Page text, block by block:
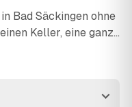
Bad Säckingen ohne
Keller, eine ganze
Wohnung geht,
Wehr.